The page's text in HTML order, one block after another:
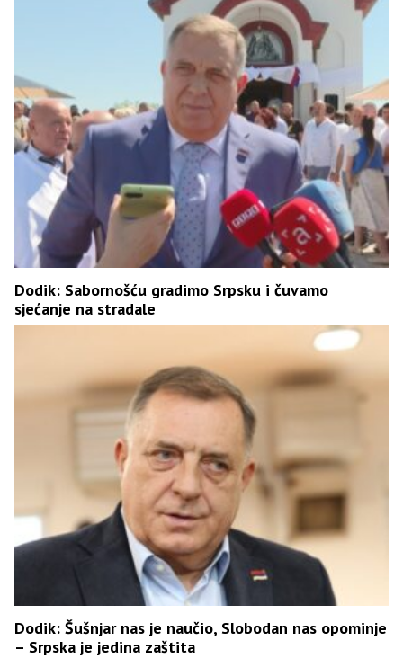
Dodik: Sabornošću gradimo Srpsku i čuvamo
sjećanje na stradale
Dodik: Šušnjar nas je naučio, Slobodan nas opominje
– Srpska je jedina zaštita